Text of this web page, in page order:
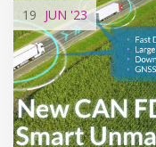
19 JUN '23